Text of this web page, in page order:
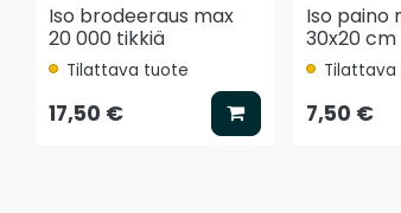
Iso brodeeraus max
20 000 tikkiä
Tilattava tuote
17,50 € Lisää koriin
Iso paino
30x20 cm
7,50 €